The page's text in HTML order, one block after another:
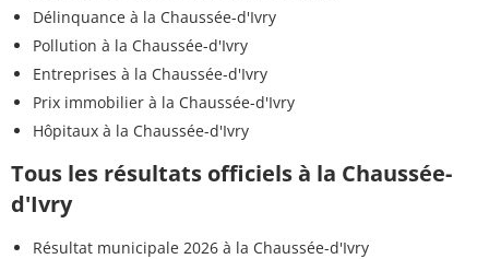
Délinquance à la Chaussée-d'Ivry
Pollution à la Chaussée-d'Ivry
Entreprises à la Chaussée-d'Ivry
Prix immobilier à la Chaussée-d'Ivry
Hôpitaux à la Chaussée-d'Ivry
Tous les résultats officiels à la Chaussée-
d'Ivry
Résultat municipale 2026 à la Chaussée-d'Ivry